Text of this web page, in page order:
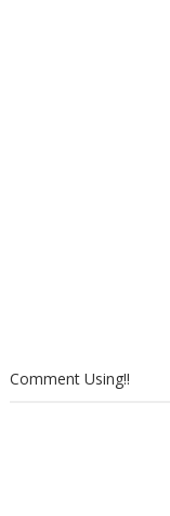
Comment Using!!